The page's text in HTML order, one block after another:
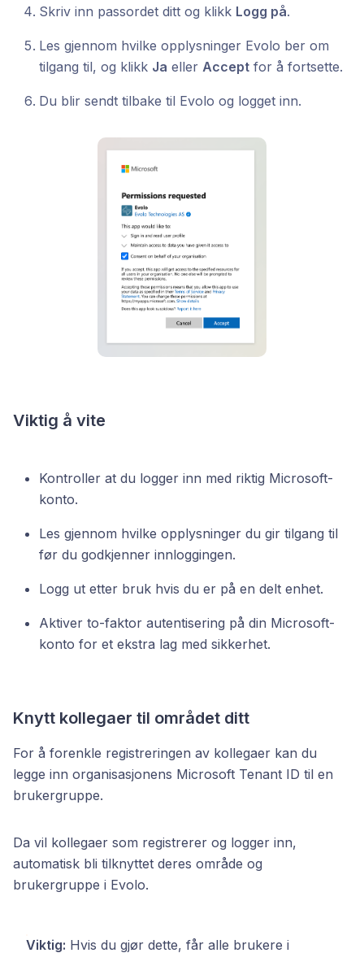
Skriv inn passordet ditt og klikk Logg på.
Les gjennom hvilke opplysninger Evolo ber om
tilgang til, og klikk Ja eller Accept for å fortsette.
Du blir sendt tilbake til Evolo og logget inn.
Viktig å vite
Kontroller at du logger inn med riktig Microsoft-
konto.
Les gjennom hvilke opplysninger du gir tilgang til
før du godkjenner innloggingen.
Logg ut etter bruk hvis du er på en delt enhet.
Aktiver to-faktor autentisering på din Microsoft-
konto for et ekstra lag med sikkerhet.
Knytt kollegaer til området ditt
For å forenkle registreringen av kollegaer kan du
legge inn organisasjonens Microsoft Tenant ID til en
brukergruppe.
Da vil kollegaer som registrerer og logger inn,
automatisk bli tilknyttet deres område og
brukergruppe i Evolo.
Viktig: Hvis du gjør dette, får alle brukere i